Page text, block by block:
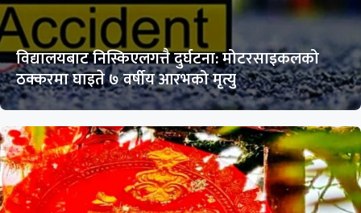
विद्यालयबाट निस्किएलगत्तै दुर्घटना: मोटरसाइकलको
ठक्करमा घाइते ७ वर्षीय आरभको मृत्यु